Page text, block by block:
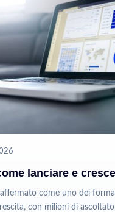
lanciare e
affermato come uno dei
con milioni di